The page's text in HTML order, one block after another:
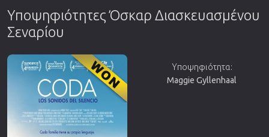
Υποψηφιότητες Όσκαρ Διασκευασμένου
Σεναρίου
Υποψηφιότητα:
Maggie Gyllenhaal